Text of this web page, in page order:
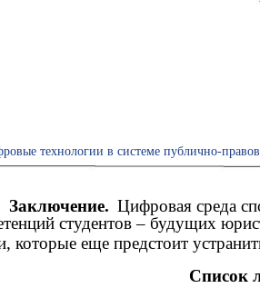
технологии в системе публично-
Заключение. Цифровая среда
студентов – будущих
которые еще предстоит
Список